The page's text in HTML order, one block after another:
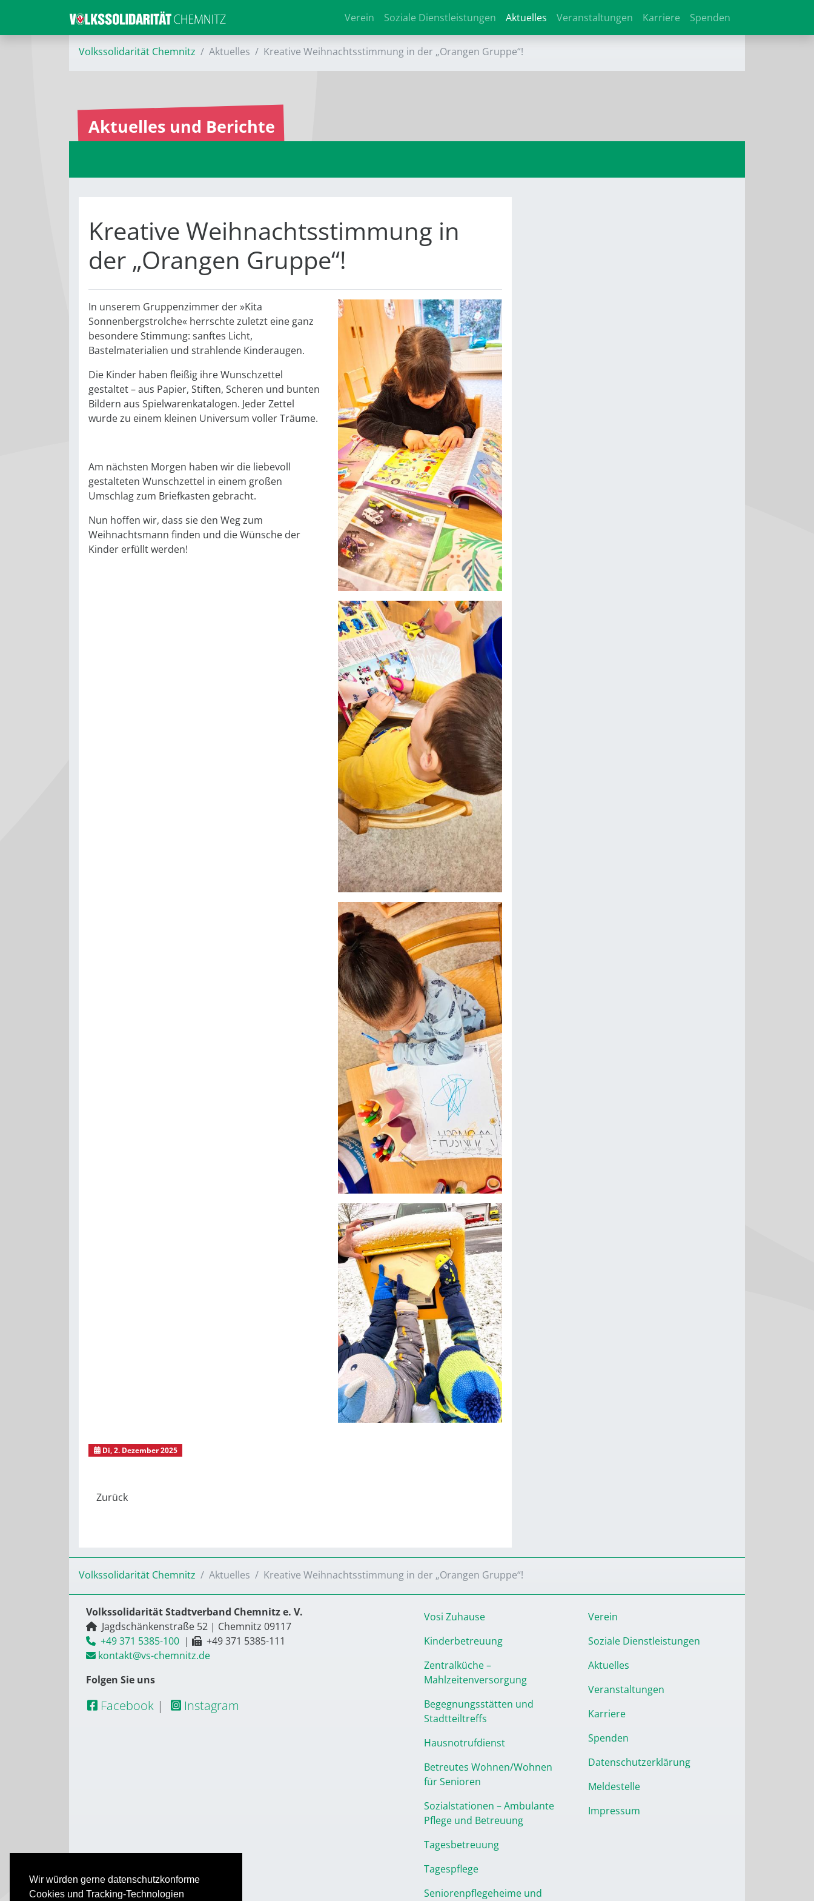
Wir würden gerne datenschutzkonforme
Cookies und Tracking-Technologien
Verein Soziale Dienstleistungen Aktuelles Veranstaltungen Karriere Spenden
Volkssolidarität Chemnitz Aktuelles Kreative Weihnachtsstimmung in der „Orangen Gruppe“!
Aktuelles und Berichte
Kreative Weihnachtsstimmung in
der „Orangen Gruppe“!
In unserem Gruppenzimmer der »Kita
Sonnenbergstrolche« herrschte zuletzt eine ganz
besondere Stimmung: sanftes Licht,
Bastelmaterialien und strahlende Kinderaugen.
Die Kinder haben fleißig ihre Wunschzettel
gestaltet – aus Papier, Stiften, Scheren und bunten
Bildern aus Spielwarenkatalogen. Jeder Zettel
wurde zu einem kleinen Universum voller Träume.
Am nächsten Morgen haben wir die liebevoll
gestalteten Wunschzettel in einem großen
Umschlag zum Briefkasten gebracht.
Nun hoffen wir, dass sie den Weg zum
Weihnachtsmann finden und die Wünsche der
Kinder erfüllt werden!
Di, 2. Dezember 2025
Volkssolidarität Chemnitz Aktuelles Kreative Weihnachtsstimmung in der „Orangen Gruppe“!
Volkssolidarität Stadtverband Chemnitz e. V.
Jagdschänkenstraße 52 | Chemnitz 09117
+49 371 5385-100 |
+49 371 5385-111
kontakt@vs-chemnitz.de
Folgen Sie uns
Facebook | Instagram
Vosi Zuhause
Kinderbetreuung
Zentralküche –
Mahlzeitenversorgung
Begegnungsstätten und
Stadtteiltreffs
Hausnotrufdienst
Betreutes Wohnen/Wohnen
für Senioren
Sozialstationen – Ambulante
Pflege und Betreuung
Tagesbetreuung
Tagespflege
Seniorenpflegeheime und
Verein
Soziale Dienstleistungen
Aktuelles
Veranstaltungen
Karriere
Spenden
Datenschutzerklärung
Meldestelle
Impressum